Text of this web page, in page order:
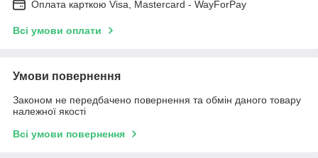
Оплата карткою Visa, Mastercard - WayForPay
Всі умови оплати
Умови повернення
Законом не передбачено повернення та обмін даного товару
належної якості
Всі умови повернення